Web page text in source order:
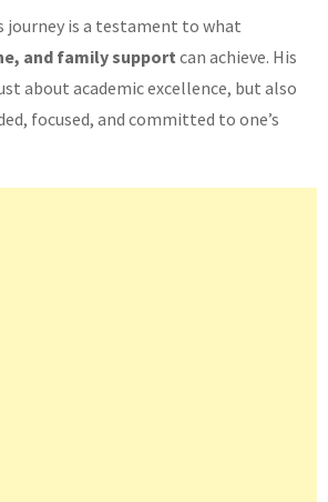
journey is a testament to what
and family support can achieve. His
about academic excellence, but also
focused, and committed to one’s